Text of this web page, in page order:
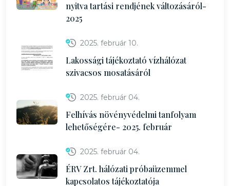
nyitva tartási rendjének változásáról-
2025
2025. február 10.
Lakossági tájékoztató vízhálózat
szivacsos mosatásáról
2025. február 04.
Felhívás növényvédelmi tanfolyam
lehetőségére- 2025. február
2025. február 04.
ÉRV Zrt. hálózati próbaüzemmel
kapcsolatos tájékoztatója